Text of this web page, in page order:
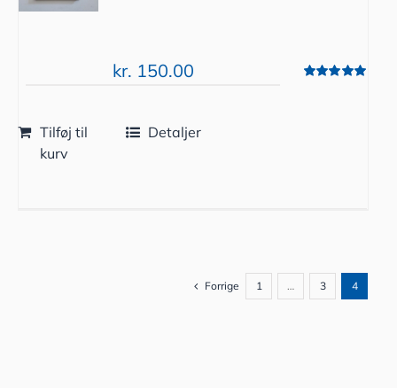
kr. 150.00
Tilføj til
kurv
Detaljer
Forrige 1 … 3 4